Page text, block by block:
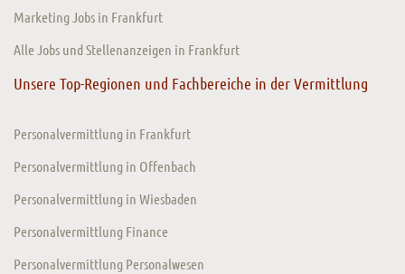
Marketing Jobs in Frankfurt
Alle Jobs und Stellenanzeigen in Frankfurt
Unsere Top-Regionen und Fachbereiche in der Vermittlung
Personalvermittlung in Frankfurt
Personalvermittlung in Offenbach
Personalvermittlung in Wiesbaden
Personalvermittlung Finance
Personalvermittlung Personalwesen